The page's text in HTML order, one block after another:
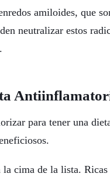
amiloides, que
neutralizar estos
para tener una
cima de la lista.